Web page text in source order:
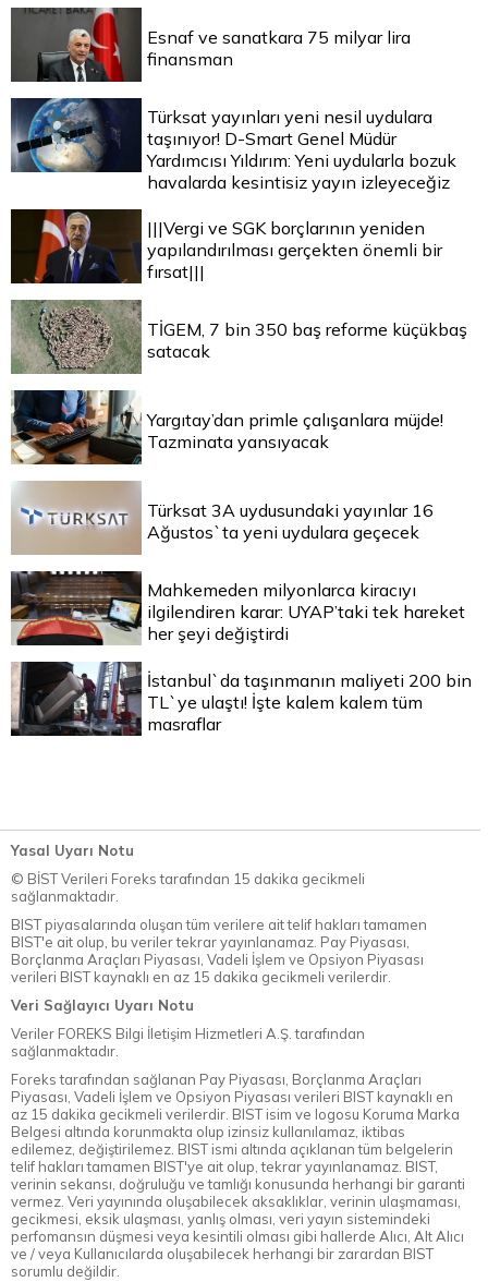
Esnaf ve sanatkara 75 milyar lira
finansman
Türksat yayınları yeni nesil uydulara
taşınıyor! D-Smart Genel Müdür
Yardımcısı Yıldırım: Yeni uydularla bozuk
havalarda kesintisiz yayın izleyeceğiz
|||Vergi ve SGK borçlarının yeniden
yapılandırılması gerçekten önemli bir
fırsat|||
TİGEM, 7 bin 350 baş reforme küçükbaş
satacak
Yargıtay’dan primle çalışanlara müjde!
Tazminata yansıyacak
Türksat 3A uydusundaki yayınlar 16
Ağustos`ta yeni uydulara geçecek
Mahkemeden milyonlarca kiracıyı
ilgilendiren karar: UYAP’taki tek hareket
her şeyi değiştirdi
İstanbul`da taşınmanın maliyeti 200 bin
TL`ye ulaştı! İşte kalem kalem tüm
masraflar
Yasal Uyarı Notu
© BİST Verileri Foreks tarafından 15 dakika gecikmeli
sağlanmaktadır.
BIST piyasalarında oluşan tüm verilere ait telif hakları tamamen
BIST'e ait olup, bu veriler tekrar yayınlanamaz. Pay Piyasası,
Borçlanma Araçları Piyasası, Vadeli İşlem ve Opsiyon Piyasası
verileri BIST kaynaklı en az 15 dakika gecikmeli verilerdir.
Veri Sağlayıcı Uyarı Notu
Veriler FOREKS Bilgi İletişim Hizmetleri A.Ş. tarafından
sağlanmaktadır.
Foreks tarafından sağlanan Pay Piyasası, Borçlanma Araçları
Piyasası, Vadeli İşlem ve Opsiyon Piyasası verileri BIST kaynaklı en
az 15 dakika gecikmeli verilerdir. BIST isim ve logosu Koruma Marka
Belgesi altında korunmakta olup izinsiz kullanılamaz, iktibas
edilemez, değiştirilemez. BIST ismi altında açıklanan tüm belgelerin
telif hakları tamamen BIST'ye ait olup, tekrar yayınlanamaz. BIST,
verinin sekansı, doğruluğu ve tamlığı konusunda herhangi bir garanti
vermez. Veri yayınında oluşabilecek aksaklıklar, verinin ulaşmaması,
gecikmesi, eksik ulaşması, yanlış olması, veri yayın sistemindeki
perfomansın düşmesi veya kesintili olması gibi hallerde Alıcı, Alt Alıcı
ve / veya Kullanıcılarda oluşabilecek herhangi bir zarardan BIST
sorumlu değildir.